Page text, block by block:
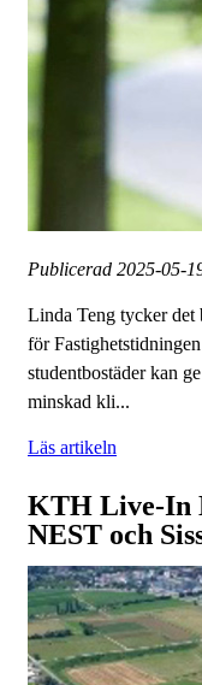
Publicerad 2025-05-
Linda Teng tycker det
för
studentbostäder kan
minskad kli...
Läs artikeln
KTH Live-In
NEST och